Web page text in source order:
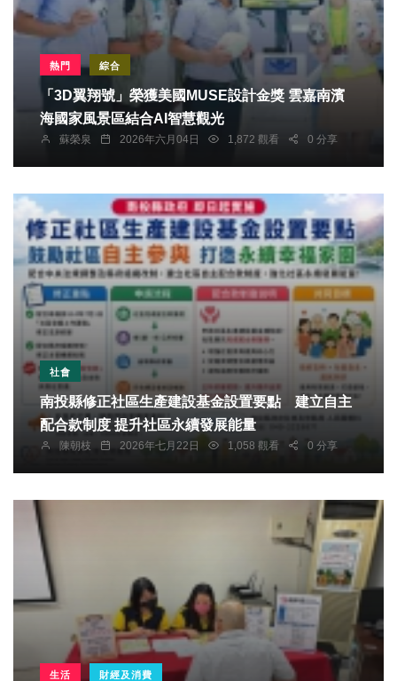
熱門 綜合
「3D翼翔號」榮獲美國MUSE設計金獎 雲嘉南濱
海國家風景區結合AI智慧觀光
蘇榮泉 2026年六月04日 1,872 觀看 0 分享
社會
南投縣修正社區生產建設基金設置要點 建立自主
配合款制度 提升社區永續發展能量
陳朝枝 2026年七月22日 1,058 觀看 0 分享
生活 財經及消費